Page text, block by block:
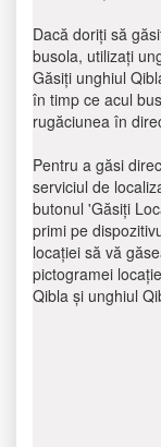
Dacă doriți să
busola, utilizați
Găsiți unghiul
în timp ce acul
rugăciunea în
Pentru a găsi
serviciul de
butonul 'Găsiți
primi pe
locației să vă
pictogramei
Qibla și unghiul